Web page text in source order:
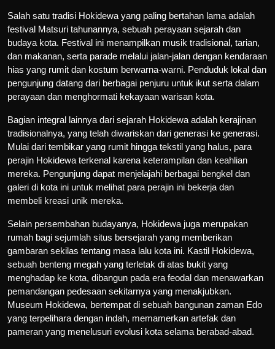
Salah satu tradisi Hokidewa yang paling bertahan lama adalah
festival Matsuri tahunannya, sebuah perayaan sejarah dan
budaya kota. Festival ini menampilkan musik tradisional, tarian,
dan makanan, serta parade melalui jalan-jalan dengan kendaraan
hias yang rumit dan kostum berwarna-warni. Penduduk lokal dan
pengunjung datang dari berbagai penjuru untuk ikut serta dalam
perayaan dan menghormati kekayaan warisan kota.
Bagian integral lainnya dari sejarah Hokidewa adalah kerajinan
tradisionalnya, yang telah diwariskan dari generasi ke generasi.
Mulai dari tembikar yang rumit hingga tekstil yang halus, para
perajin Hokidewa terkenal karena keterampilan dan keahlian
mereka. Pengunjung dapat menjelajahi berbagai bengkel dan
galeri di kota ini untuk melihat para perajin ini bekerja dan
membeli kreasi unik mereka.
Selain persembahan budayanya, Hokidewa juga merupakan
rumah bagi sejumlah situs bersejarah yang memberikan
gambaran sekilas tentang masa lalu kota ini. Kastil Hokidewa,
sebuah benteng megah yang terletak di atas bukit yang
menghadap ke kota, dibangun pada era feodal dan menawarkan
pemandangan pedesaan sekitarnya yang menakjubkan.
Museum Hokidewa, bertempat di sebuah bangunan zaman Edo
yang terpelihara dengan indah, memamerkan artefak dan
pameran yang menelusuri evolusi kota selama berabad-abad.